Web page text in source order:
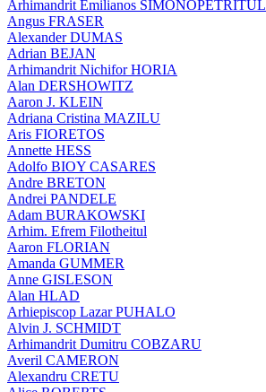
Arhimandrit Emilianos SIMONOPETRITUL
Angus FRASER
Alexander DUMAS
Adrian BEJAN
Arhimandrit Nichifor HORIA
Alan DERSHOWITZ
Aaron J. KLEIN
Adriana Cristina MAZILU
Aris FIORETOS
Annette HESS
Adolfo BIOY CASARES
Andre BRETON
Andrei PANDELE
Adam BURAKOWSKI
Arhim. Efrem Filotheitul
Aaron FLORIAN
Amanda GUMMER
Anne GISLESON
Alan HLAD
Arhiepiscop Lazar PUHALO
Alvin J. SCHMIDT
Arhimandrit Dumitru COBZARU
Averil CAMERON
Alexandru CRETU